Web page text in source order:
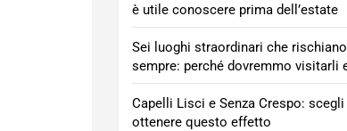
è utile conoscere prima dell’estate
Sei luoghi straordinari che
sempre: perché dovremmo visitarli
Capelli Lisci e Senza Crespo:
ottenere questo effetto